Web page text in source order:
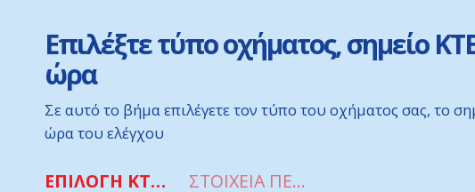
Επιλέξτε τύπο οχήματος, σημείο
ώρα
Σε αυτό το βήμα επιλέγετε τον τύπο του οχήματος σας, το
ώρα του ελέγχου
ΕΠΙΛΟΓΗ ΚΤΕΟ ΣΤΟΙΧΕΙΑ ΠΕΛΑΤΗ